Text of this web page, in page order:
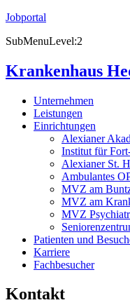
Jobportal
SubMenuLevel:2
Krankenhaus
Unternehmen
Leistungen
Einrichtungen
Alexianer
Institut für
Alexianer St.
Ambulantes
MVZ am
MVZ am
MVZ
Patienten und
Karriere
Fachbesucher
Kontakt